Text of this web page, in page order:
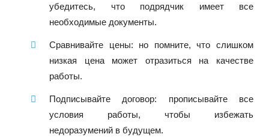
убедитесь, что подрядчик имеет все
необходимые документы.
Сравнивайте цены: но помните, что слишком
низкая цена может отразиться на качестве
работы.
Подписывайте договор: прописывайте все
условия работы, чтобы избежать
недоразумений в будущем.